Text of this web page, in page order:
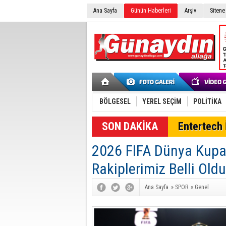
Ana Sayfa Günün Haberleri Arşiv
BÖLGESEL YEREL SEÇİM POLİTİKA
SON DAKİKA Entertech
2026 FIFA Dünya
Rakiplerimiz Belli Oldu
Ana Sayfa » SPOR » Genel